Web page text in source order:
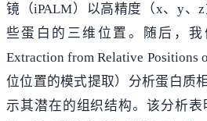
镜（iPALM）以高精度（x、y、
些蛋白的三维位置。随后，我
Extraction from Relative Positions
位位置的模式提取）分析蛋白质
示其潜在的组织结构。该分析表